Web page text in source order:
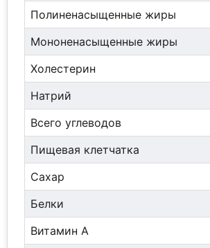
Полиненасыщенные жиры
Мононенасыщенные жиры
Холестерин
Натрий
Всего углеводов
Пищевая клетчатка
Сахар
Белки
Витамин A